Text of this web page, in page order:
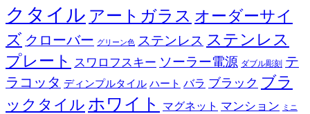
クタイル アートガラス オーダーサイ
ズ クローバー グリーン色 ステンレス ステンレス
プレート スワロフスキー ソーラー電源 ダブル彫刻 テ
ラコッタ ディンプルタイル ハート バラ ブラック ブラ
ックタイル ホワイト マグネット マンション ミニ